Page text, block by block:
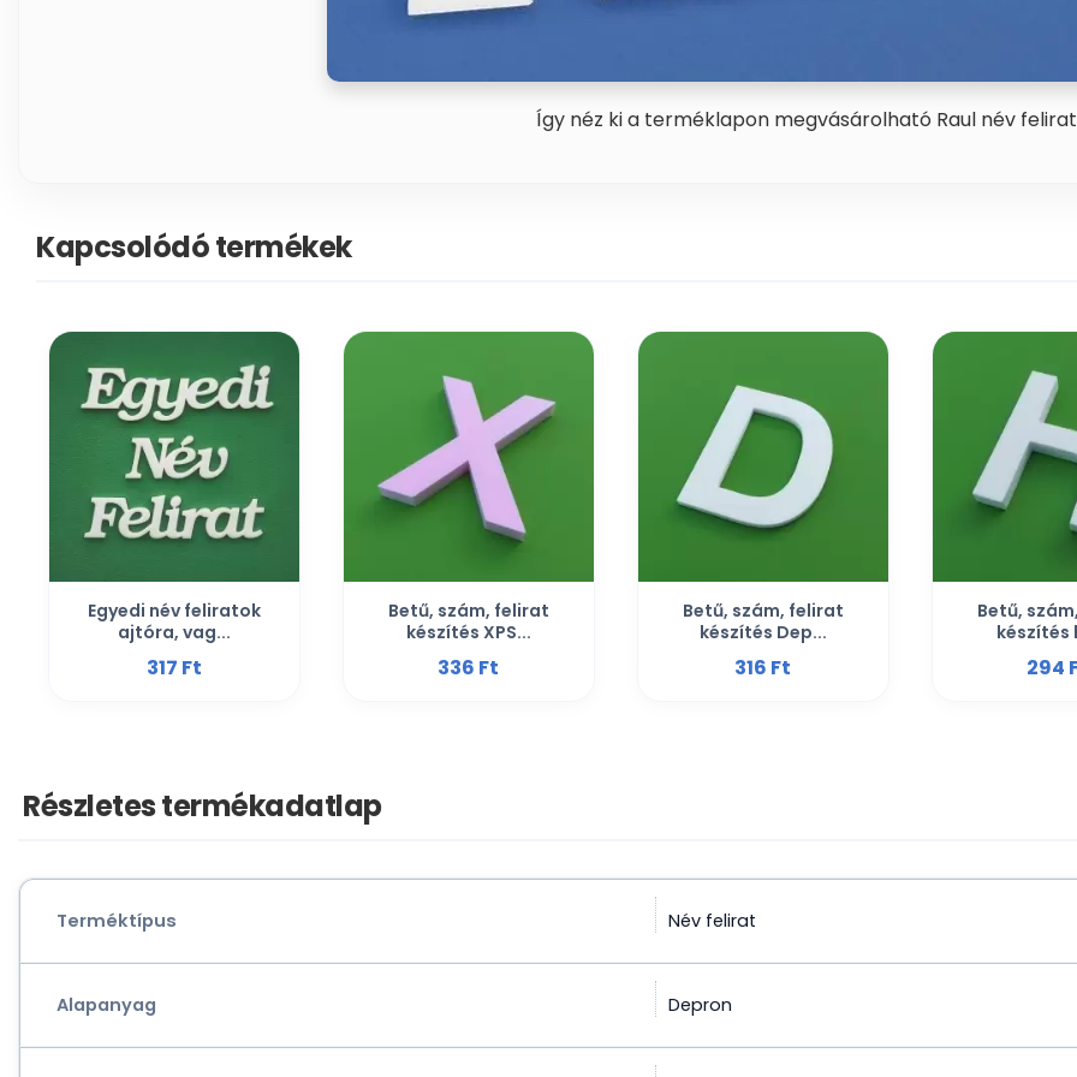
Így néz ki a terméklapon megvásárolható Raul név
Kapcsolódó termékek
Egyedi név feliratok
ajtóra, vag...
317 Ft‎
Betű, szám, felirat
készítés XPS...
336 Ft‎
Betű, szám, felirat
készítés Dep...
316 Ft‎
Betű,
készítés
294
Részletes termékadatlap
Terméktípus Név felirat
Alapanyag Depron